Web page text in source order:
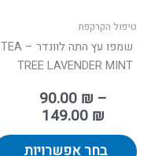
טיפול הקרקפת
שמפו עץ התה לוונדר – TEA
TREE LAVENDER MINT
90.00 ₪ –
149.00 ₪
בחר אפשרויות